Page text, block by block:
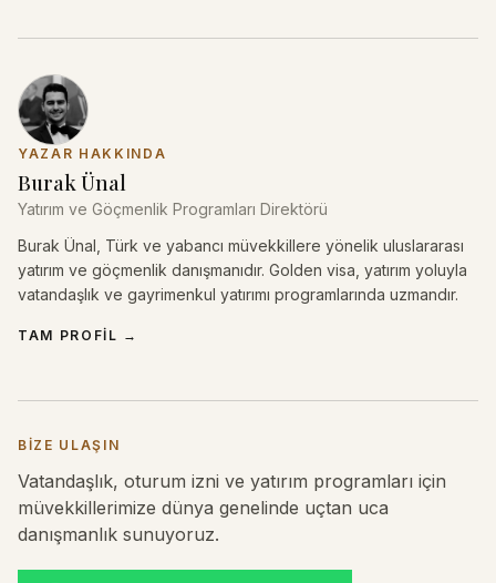
YAZAR HAKKINDA
Burak Ünal
Yatırım ve Göçmenlik Programları Direktörü
Burak Ünal, Türk ve yabancı müvekkillere yönelik uluslararası
yatırım ve göçmenlik danışmanıdır. Golden visa, yatırım yoluyla
vatandaşlık ve gayrimenkul yatırımı programlarında uzmandır.
TAM PROFIL →
BIZE ULAŞIN
Vatandaşlık, oturum izni ve yatırım programları için
müvekkillerimize dünya genelinde uçtan uca
danışmanlık sunuyoruz.